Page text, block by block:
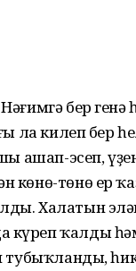
бер генә
ла килеп бер
ашап-эсеп,
төнө ер
Халатын
ҡалды
тубыҡланды,